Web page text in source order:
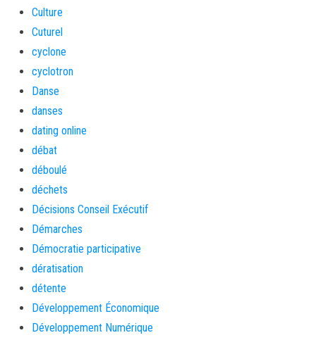
Culture
Cuturel
cyclone
cyclotron
Danse
danses
dating online
débat
déboulé
déchets
Décisions Conseil Exécutif
Démarches
Démocratie participative
dératisation
détente
Développement Économique
Développement Numérique